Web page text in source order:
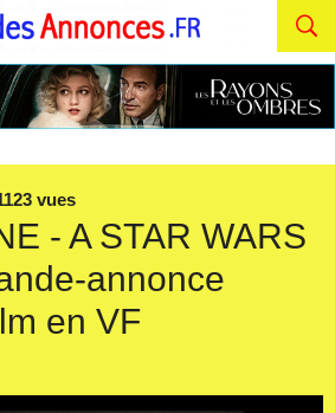
vues
- A STAR WARS
annonce
en VF